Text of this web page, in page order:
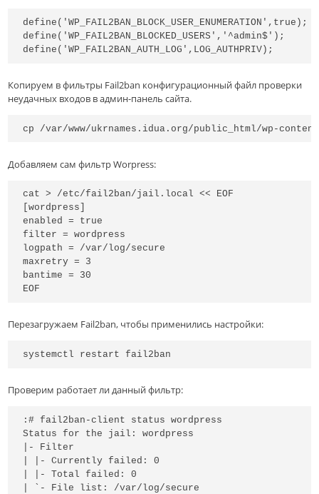
define('WP_FAIL2BAN_BLOCK_USER_ENUMERATION',true);
define('WP_FAIL2BAN_BLOCKED_USERS','^admin$');
define('WP_FAIL2BAN_AUTH_LOG',LOG_AUTHPRIV);
Копируем в фильтры Fail2ban конфигурационный файл проверки
неудачных входов в админ-панель сайта.
cp /var/www/ukrnames.idua.org/public_html/wp-
Добавляем сам фильтр Worpress:
cat > /etc/fail2ban/jail.local << EOF
[wordpress]
enabled = true
filter = wordpress
logpath = /var/log/secure
maxretry = 3
bantime = 30
EOF
Перезагружаем Fail2ban, чтобы применились настройки:
systemctl restart fail2ban
Проверим работает ли данный фильтр:
:# fail2ban-client status wordpress
Status for the jail: wordpress
|- Filter
| |- Currently failed: 0
| |- Total failed: 0
| `- File list: /var/log/secure